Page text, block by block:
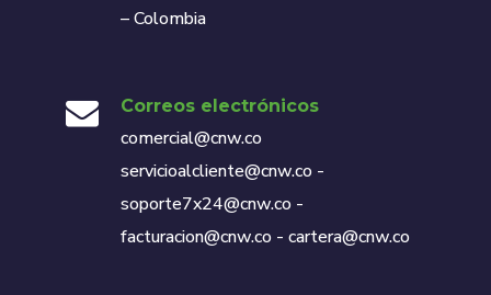
– Colombia
Correos electrónicos
comercial@cnw.co
servicioalcliente@cnw.co -
soporte7x24@cnw.co -
facturacion@cnw.co - cartera@cnw.co